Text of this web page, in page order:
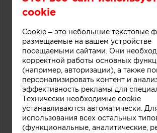
cookie
Cookie – это небольшие текстовые
размещаемые на вашем устройстве
посещаемыми сайтами. Они
корректной работы основных
(например, авторизации), а также
персонализировать контент и
эффективность рекламы для
Технически необходимые cookie
устанавливаются автоматически.
использования всех остальных
(функциональные, аналитические,